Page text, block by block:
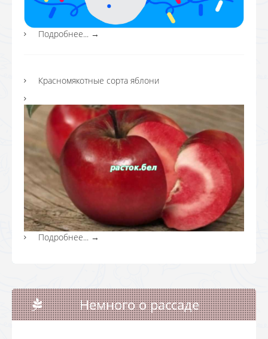
Подробнее... →
Красномякотные сорта яблони
Подробнее... →
Немного о рассаде